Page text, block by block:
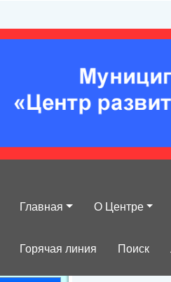
Главная О Центре
Горячая линия Поиск
году